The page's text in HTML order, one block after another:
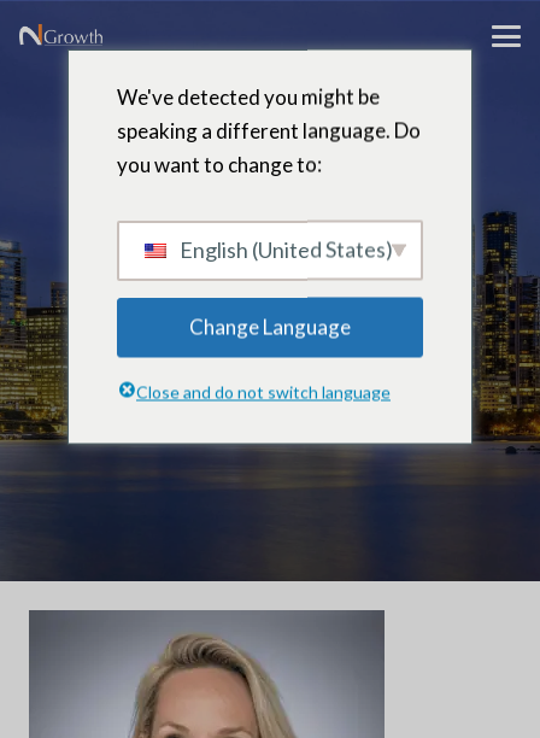
sandra
binnie
Director – Vancouver, Columbia
Británica
We've detected you might be
speaking a different language. Do
you want to change to:
English (United States)
Change Language
Close and do not switch language